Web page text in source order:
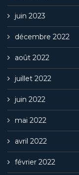
juin 2023
décembre 2022
août 2022
juillet 2022
juin 2022
mai 2022
avril 2022
février 2022